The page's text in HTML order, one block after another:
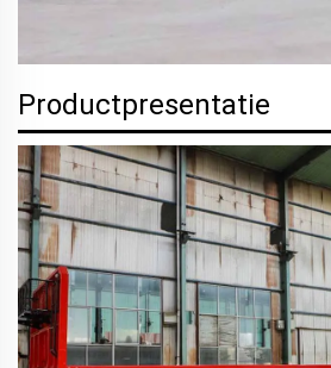
Productpresentatie